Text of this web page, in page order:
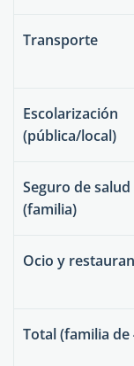
Transporte
Escolarización
(pública/local)
Seguro de salud
(familia)
Ocio y
Total (familia de